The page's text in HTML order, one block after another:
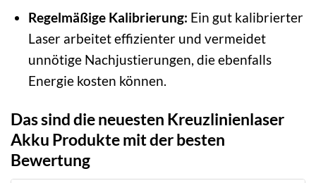
Regelmäßige Kalibrierung: Ein gut kalibrierter
Laser arbeitet effizienter und vermeidet
unnötige Nachjustierungen, die ebenfalls
Energie kosten können.
Das sind die neuesten Kreuzlinienlaser
Akku Produkte mit der besten
Bewertung